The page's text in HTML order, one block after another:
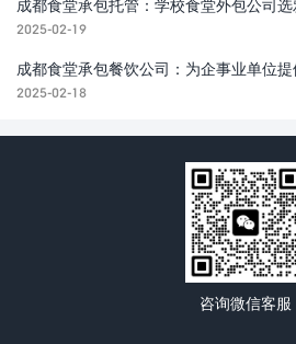
成都食堂承包托管：学校食堂外包公司
2025-02-19
成都食堂承包餐饮公司：为企事业单位
2025-02-18
咨询微信客服